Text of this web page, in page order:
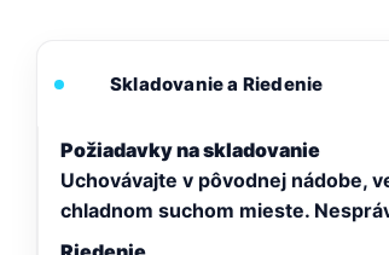
Skladovanie a Riedenie
Požiadavky na skladovanie
Uchovávajte v pôvodnej nádobe,
chladnom suchom mieste.